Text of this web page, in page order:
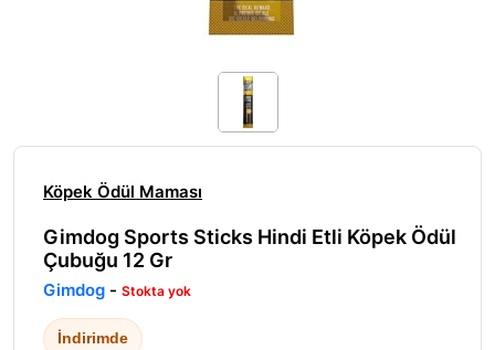
Köpek Ödül Maması
Gimdog Sports Sticks Hindi Etli Köpek Ödül
Çubuğu 12 Gr
Gimdog - Stokta yok
İndirimde